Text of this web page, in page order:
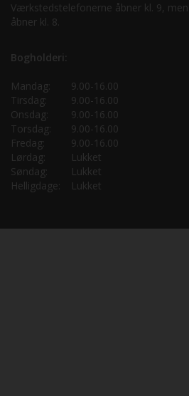
Værkstedstelefonerne åbner kl. 9,
åbner kl. 8.
Bogholderi:
Mandag:
9.00-16.00
Tirsdag:
9.00-16.00
Onsdag:
9.00-16.00
Torsdag:
9.00-16.00
Fredag:
9.00-16.00
Lørdag:
Lukket
Søndag:
Lukket
Helligdage:
Lukket